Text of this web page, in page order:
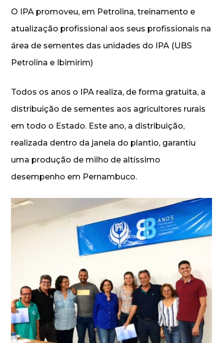
O IPA promoveu, em Petrolina, treinamento e
atualização profissional aos seus profissionais na
área de sementes das unidades do IPA (UBS
Petrolina e Ibimirim)
Todos os anos o IPA realiza, de forma gratuita, a
distribuição de sementes aos agricultores rurais
em todo o Estado. Este ano, a distribuição,
realizada dentro da janela do plantio, garantiu
uma produção de milho de altíssimo
desempenho em Pernambuco.